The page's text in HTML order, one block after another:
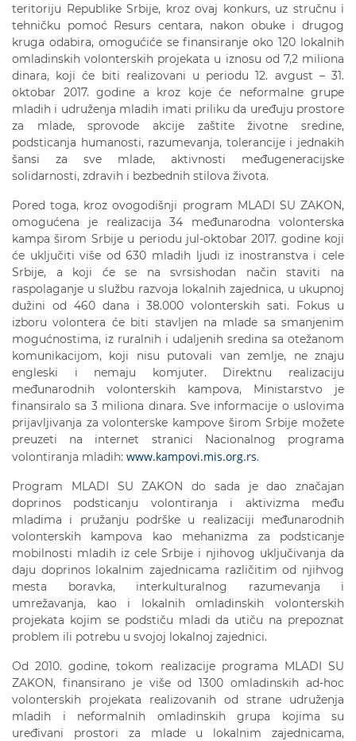
teritoriju Republike Srbije, kroz ovaj konkurs, uz stručnu i
tehničku pomoć Resurs centara, nakon obuke i drugog
kruga odabira, omogućiće se finansiranje oko 120 lokalnih
omladinskih volonterskih projekata u iznosu od 7,2 miliona
dinara, koji će biti realizovani u periodu 12. avgust – 31.
oktobar 2017. godine a kroz koje će neformalne grupe
mladih i udruženja mladih imati priliku da uređuju prostore
za mlade, sprovode akcije zaštite životne sredine,
podsticanja humanosti, razumevanja, tolerancije i jednakih
šansi za sve mlade, aktivnosti međugeneracijske
solidarnosti, zdravih i bezbednih stilova života.
Pored toga, kroz ovogodišnji program MLADI SU ZAKON,
omogućena je realizacija 34 međunarodna volonterska
kampa širom Srbije u periodu jul-oktobar 2017. godine koji
će uključiti više od 630 mladih ljudi iz inostranstva i cele
Srbije, a koji će se na svrsishodan način staviti na
raspolaganje u službu razvoja lokalnih zajednica, u ukupnoj
dužini od 460 dana i 38.000 volonterskih sati. Fokus u
izboru volontera će biti stavljen na mlade sa smanjenim
mogućnostima, iz ruralnih i udaljenih sredina sa otežanom
komunikacijom, koji nisu putovali van zemlje, ne znaju
engleski i nemaju komjuter. Direktnu realizaciju
međunarodnih volonterskih kampova, Ministarstvo je
finansiralo sa 3 miliona dinara. Sve informacije o uslovima
prijavljivanja za volonterske kampove širom Srbije možete
preuzeti na internet stranici Nacionalnog programa
volontiranja mladih: www.kampovi.mis.org.rs.
Program MLADI SU ZAKON do sada je dao značajan
doprinos podsticanju volontiranja i aktivizma među
mladima i pružanju podrške u realizaciji međunarodnih
volonterskih kampova kao mehanizma za podsticanje
mobilnosti mladih iz cele Srbije i njihovog uključivanja da
daju doprinos lokalnim zajednicama različitim od njihvog
mesta boravka, interkulturalnog razumevanja i
umrežavanja, kao i lokalnih omladinskih volonterskih
projekata kojim se podstiču mladi da utiču na prepoznat
problem ili potrebu u svojoj lokalnoj zajednici.
Od 2010. godine, tokom realizacije programa MLADI SU
ZAKON, finansirano je više od 1300 omladinskih ad-hoc
volonterskih projekata realizovanih od strane udruženja
mladih i neformalnih omladinskih grupa kojima su
uređivani prostori za mlade u lokalnim zajednicama,